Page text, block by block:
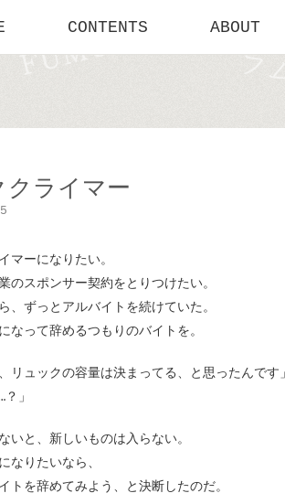
CONTENTS ABOUT
クライマー
マーになりたい。
のスポンサー契約をとりつけたい。
、ずっとアルバイトを続けていた。
なって辞めるつもりのバイトを。
、リュックの容量は決まってる、と思ったんです
」
いと、新しいものは入らない。
なりたいなら、
トを辞めてみよう、と決断したのだ。